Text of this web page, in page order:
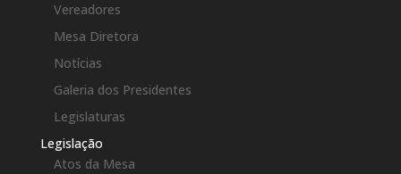
Vereadores
Mesa Diretora
Notícias
Galeria dos Presidentes
Legislaturas
Legislação
Atos da Mesa